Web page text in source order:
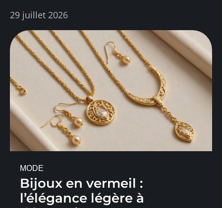
29 juillet 2026
MODE
Bijoux en vermeil :
l’élégance légère à